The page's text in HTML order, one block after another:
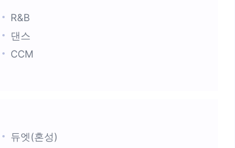
R&B
댄스
CCM
듀엣(혼성)